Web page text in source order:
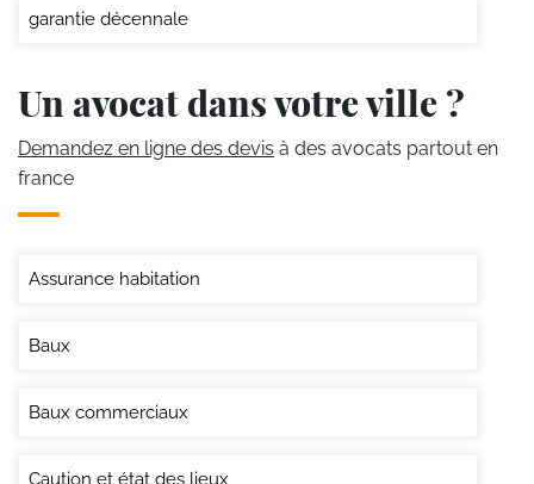
garantie décennale
Un avocat dans votre ville ?
Demandez en ligne des devis à des avocats partout en
france
Assurance habitation
Baux
Baux commerciaux
Caution et état des lieux